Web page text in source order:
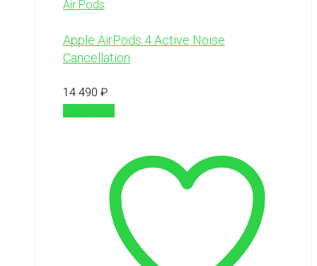
Air Pods
Apple AirPods 4 Active Noise
Cancellation
14 490 ₽